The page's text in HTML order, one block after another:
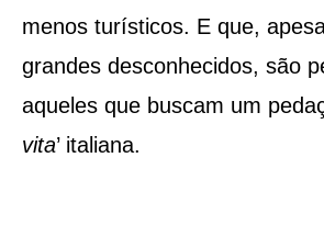
menos turísticos. E que,
grandes desconhecidos, são
aqueles que buscam um
vita’ italiana.